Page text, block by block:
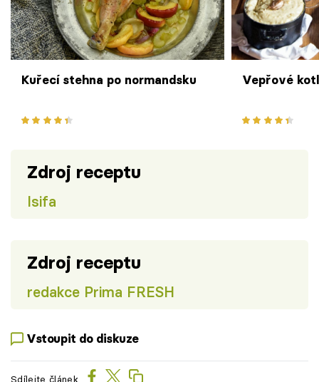
Kuřecí stehna po normandsku Vepřové
Zdroj receptu
Isifa
Zdroj receptu
redakce Prima FRESH
Vstoupit do diskuze
Sdílejte článek